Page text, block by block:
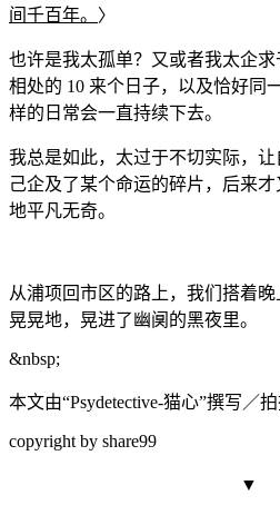
间千百年。 〉
也许是我太孤单？又或者我太企
相处的 10 来个日子，以及恰好同
样的日常会一直持续下去。
我总是如此，太过于不切实 际，
己企及了某个命运的碎片，后来
地平凡无奇。
从浦项回市区的路上，我们搭着
晃晃地，晃进了幽阒的黑夜里。
&nbsp;
本文由“Psydetective-猫心”撰写／
copyright by share99
▼